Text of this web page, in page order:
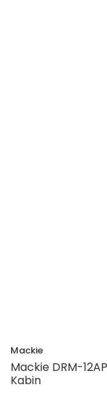
Mackie
Mackie DRM-
Kabin